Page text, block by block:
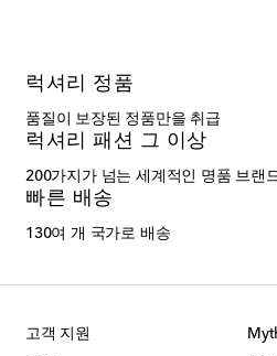
럭셔리 정품
품질이 보장된 정품만을 취급
럭셔리 패션 그 이상
200가지가 넘는 세계적인 명품 브랜
빠른 배송
130여 개 국가로 배송
고객 지원